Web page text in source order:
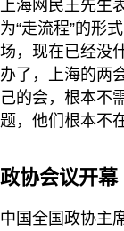
上海网民王先生
为“走流程”的形
场，现在已经没
办了，上海的两
己的会，根本不
题，他们根本不
政协会议开
中国全国政协主